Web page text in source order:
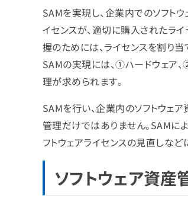
SAMを実現し、企業内でのソフト
イセンスが、適切に購入されたラ
握のためには、ライセンスを割り当
SAMの実現には、①ハードウェア
理が求められます。
SAMを行い、企業内のソフトウェ
管理だけではありません。SAMに
フトウェアライセンスの見直しな
ソフトウェア資産